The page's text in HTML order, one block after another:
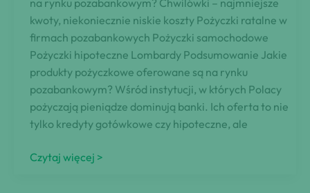
na rynku pozabankowym? Chwilówki – najmniejsze
kwoty, niekoniecznie niskie koszty Pożyczki ratalne w
firmach pozabankowych Pożyczki samochodowe
Pożyczki hipoteczne Lombardy Podsumowanie Jakie
produkty pożyczkowe oferowane są na rynku
pozabankowym? Wśród instytucji, w których Polacy
pożyczają pieniądze dominują banki. Ich oferta to nie
tylko kredyty gotówkowe czy hipoteczne, ale
Jakie
Czytaj więcej >